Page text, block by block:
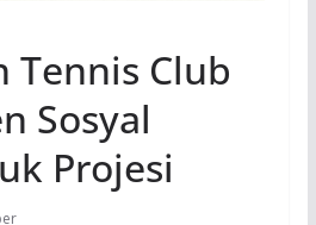
Tennis Club
Sosyal
Projesi